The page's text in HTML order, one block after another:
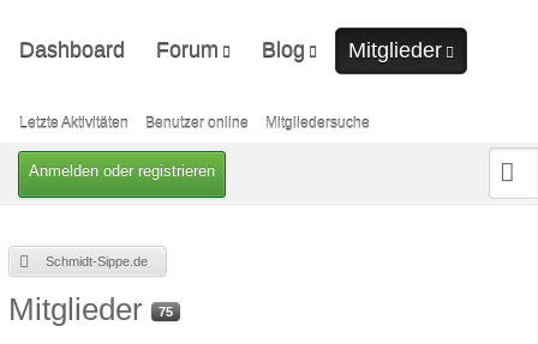
Anmelden oder registrieren
Dashboard Forum Blog Mitglieder
Benutzer online
Letzte Aktivitäten Benutzer online Mitgliedersuche
Schmidt-Sippe.de
Mitglieder 75